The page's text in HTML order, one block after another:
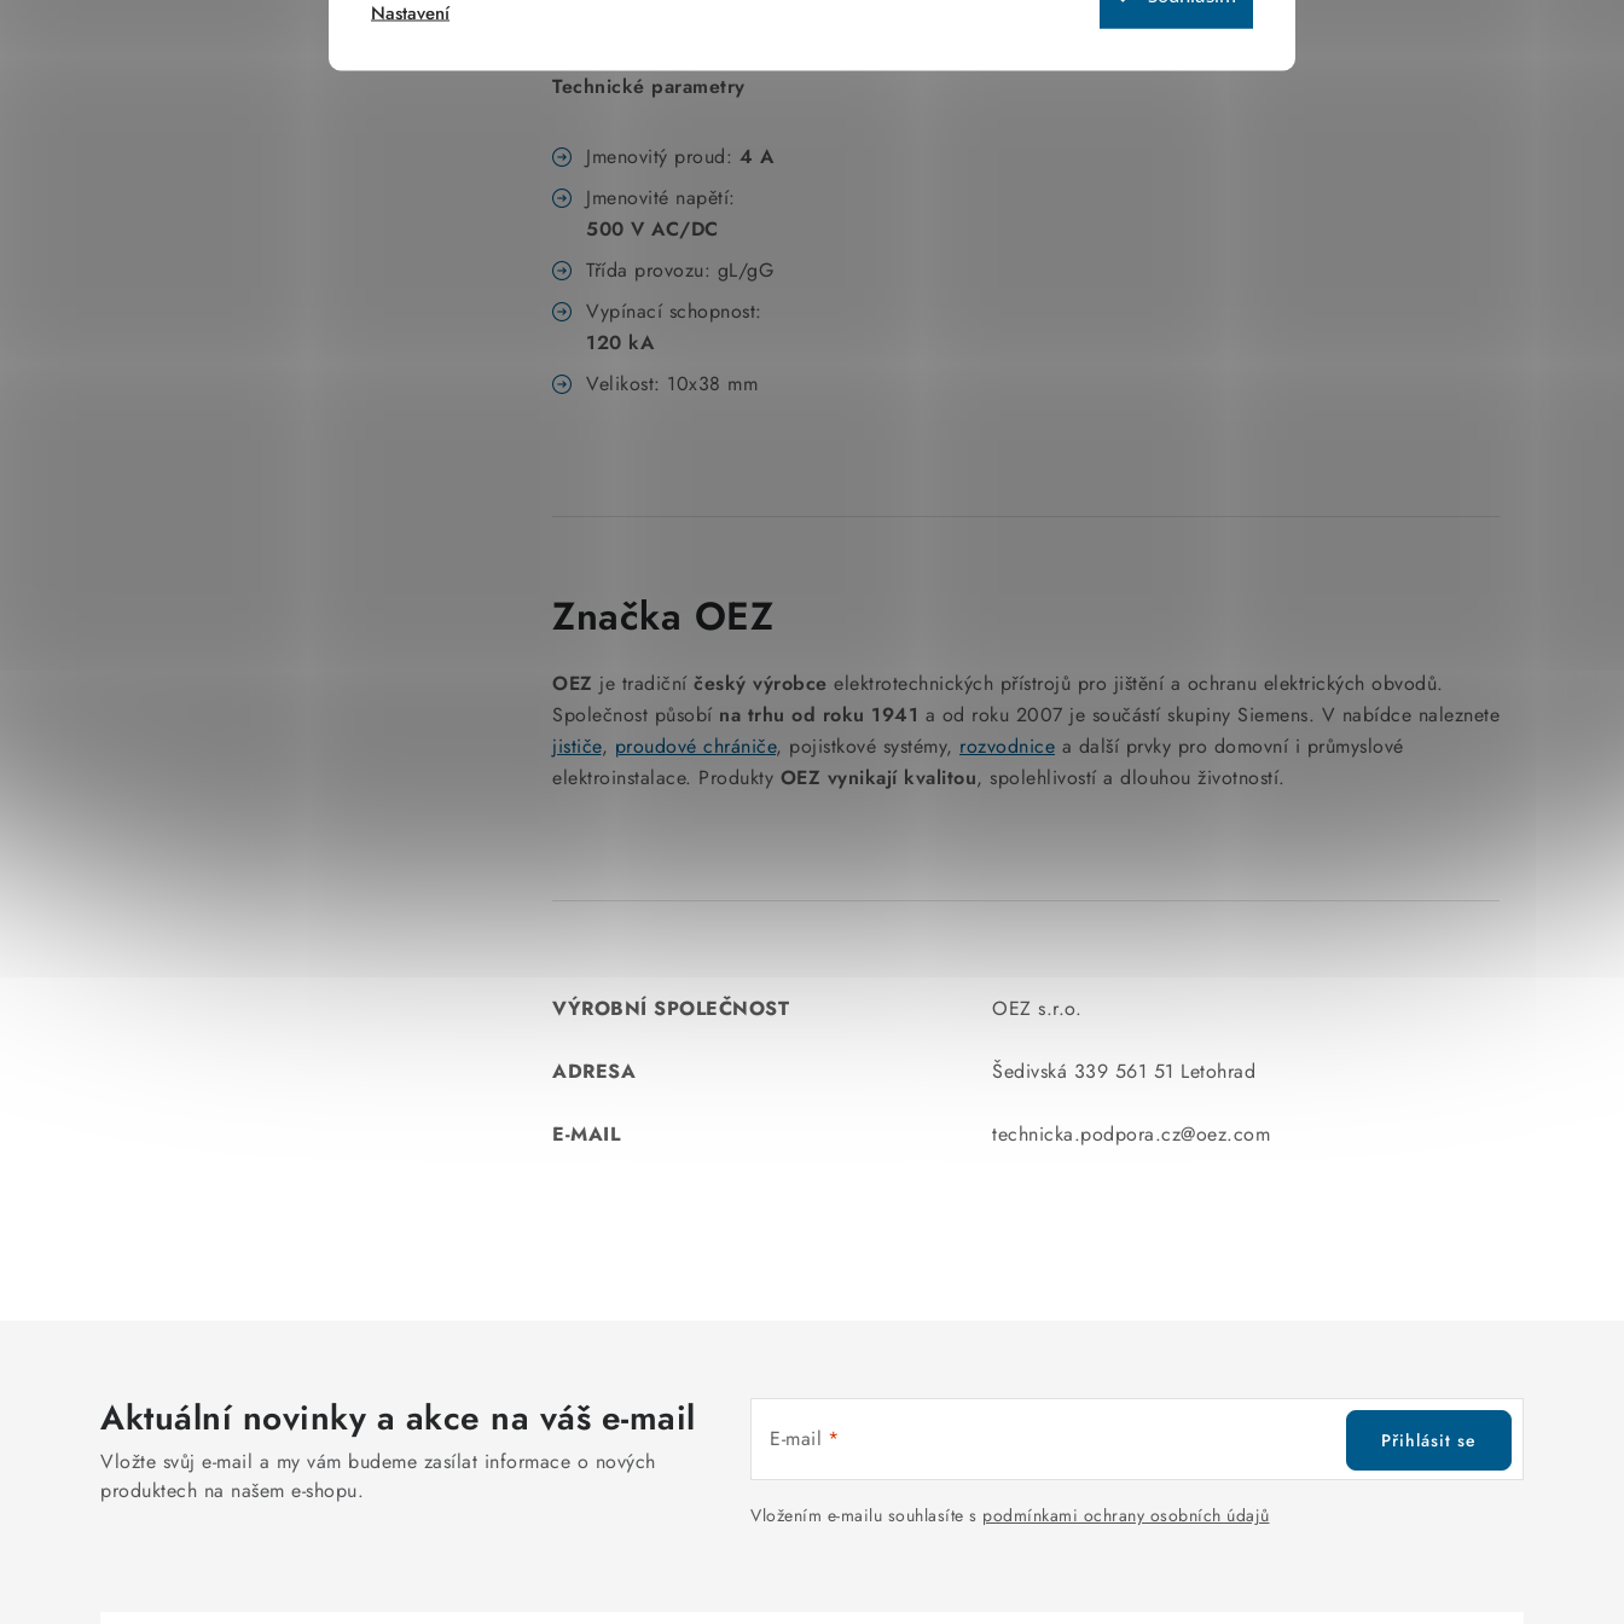
Nastavení
Technické parametry
Jmenovitý proud: 4 A
Jmenovité napětí:
500 V AC/DC
Třída provozu: gL/gG
Vypínací schopnost:
120 kA
Velikost: 10x38 mm
Značka OEZ
OEZ je tradiční český výrobce elektrotechnických přístrojů pro jištění a ochranu elektrických obvodů.
Společnost působí na trhu od roku 1941 a od roku 2007 je součástí skupiny Siemens. V nabídce naleznete
jističe, proudové chrániče, pojistkové systémy, rozvodnice a další prvky pro domovní i průmyslové
elektroinstalace. Produkty OEZ vynikají kvalitou, spolehlivostí a dlouhou životností.
VÝROBNÍ SPOLEČNOST OEZ s.r.o.
ADRESA Šedivská 339 561 51 Letohrad
E-MAIL technicka.podpora.cz@oez.com
Aktuální novinky a akce na váš e-mail
Vložte svůj e-mail a my vám budeme zasílat informace o nových
produktech na našem e-shopu.
E-mail
Vložením e-mailu souhlasíte s podmínkami ochrany osobních údajů
Přihlásit se